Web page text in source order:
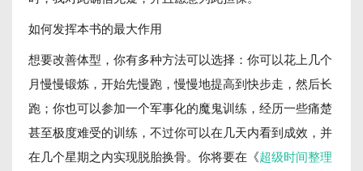
如何发挥本书的最大作用
想要改善体型，你有多种方法可以选择：你可以花上几个
月慢慢锻炼，开始先慢跑，慢慢地提高到快步走，然后长
跑；你也可以参加一个军事化的魔鬼训练，经历一些痛楚
甚至极度难受的训练，不过你可以在几天内看到成效，并
在几个星期之内实现脱胎换骨。你将要在《超级时间整理